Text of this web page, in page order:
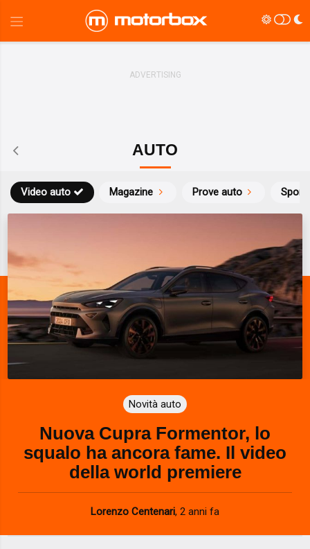
AUTO
Magazine Prove auto
Video auto Sport
Novità auto
Nuova Cupra Formentor, lo
squalo ha ancora fame. Il video
della world premiere
Lorenzo Centenari, 2 anni fa